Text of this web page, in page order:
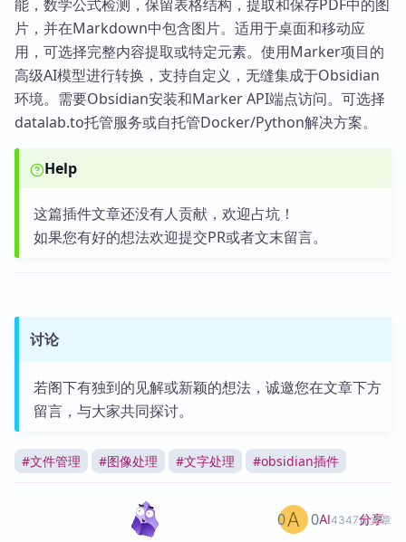
能，数学公式检测，保留表格结构，提取和保存PDF中的图
片，并在Markdown中包含图片。适用于桌面和移动应
用，可选择完整内容提取或特定元素。使用Marker项目的
高级AI模型进行转换，支持自定义，无缝集成于Obsidian
环境。需要Obsidian安装和Marker API端点访问。可选择
datalab.to托管服务或自托管Docker/Python解决方案。
Help
这篇插件文章还没有人贡献，欢迎占坑！
如果您有好的想法欢迎提交PR或者文末留言。
讨论
若阁下有独到的见解或新颖的想法，诚邀您在文章下方
留言，与大家共同探讨。
#文件管理 #图像处理 #文字处理 #obsidian插件
AI4347篇文章
0 0 分享